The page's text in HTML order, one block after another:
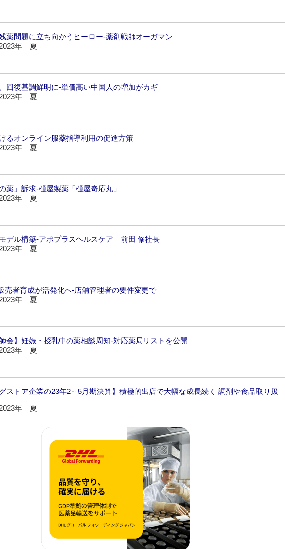
薬問題に立ち向かうヒーロー‐薬剤戦師オーガマン
年 夏
回復基調鮮明に‐単価高い中国人の増加がカギ
年 夏
るオンライン服薬指導利用の促進方策
年 夏
薬」訴求‐樋屋製薬「樋屋奇応丸」
年 夏
デル構築‐アポプラスヘルスケア 前田 修社長
年 夏
売者育成が活発化へ‐店舗管理者の要件変更で
年 夏
会】妊娠・授乳中の薬相談周知‐対応薬局リストを公開
年 夏
ストア企業の23年2～5月期決算】積極的出店で大幅な成長続く‐調剤や食品取り扱
年 夏